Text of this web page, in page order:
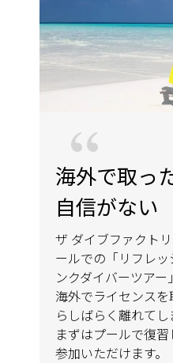
海外で取っ
自信がない
ザ ダイブファクト
ールでの「リフレ
ンクダイバーツアー
海外でライセンス
らしばらく離れてし
まずはプールで復
参加いただけます。